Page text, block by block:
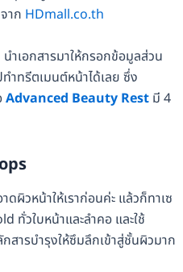
าก HDmall.co.th
นำเอกสารมาให้กรอกข้อมูลส่วน
ำทรีตเมนต์หน้าได้เลย ซึ่ง
Advanced Beauty Restมี 4
ดผิวหน้าให้เราก่อนค่ะ แล้วก็ทาเซ
ทั่วใบหน้าและลำคอ และใช้
สารบำรุงให้ซึมลึกเข้าสู่ชั้นผิวมาก